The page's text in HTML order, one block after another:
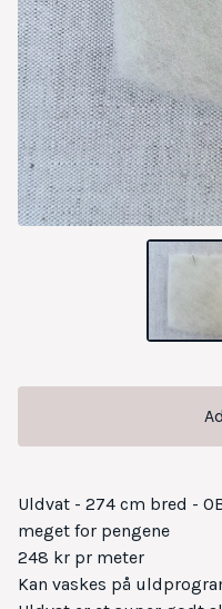
Uldvat - 274 cm bred -
meget for pengene
248 kr pr meter
Kan vaskes på